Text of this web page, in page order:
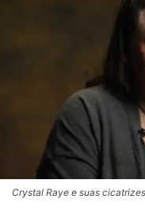
Crystal Raye e suas